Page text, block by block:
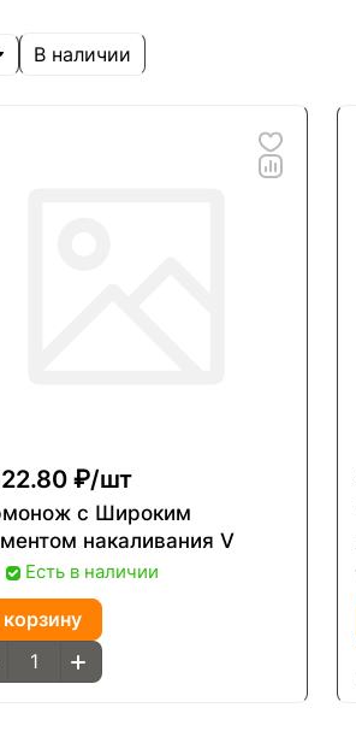
В наличии
₽/шт
c Широким
накаливания V
Есть в наличии